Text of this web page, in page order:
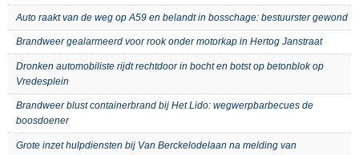
Auto raakt van de weg op A59 en belandt in bosschage: bestuurster gewond
Brandweer gealarmeerd voor rook onder motorkap in Hertog Janstraat
Dronken automobiliste rijdt rechtdoor in bocht en botst op betonblok op
Vredesplein
Brandweer blust containerbrand bij Het Lido: wegwerpbarbecues de
boosdoener
Grote inzet hulpdiensten bij Van Berckelodelaan na melding van